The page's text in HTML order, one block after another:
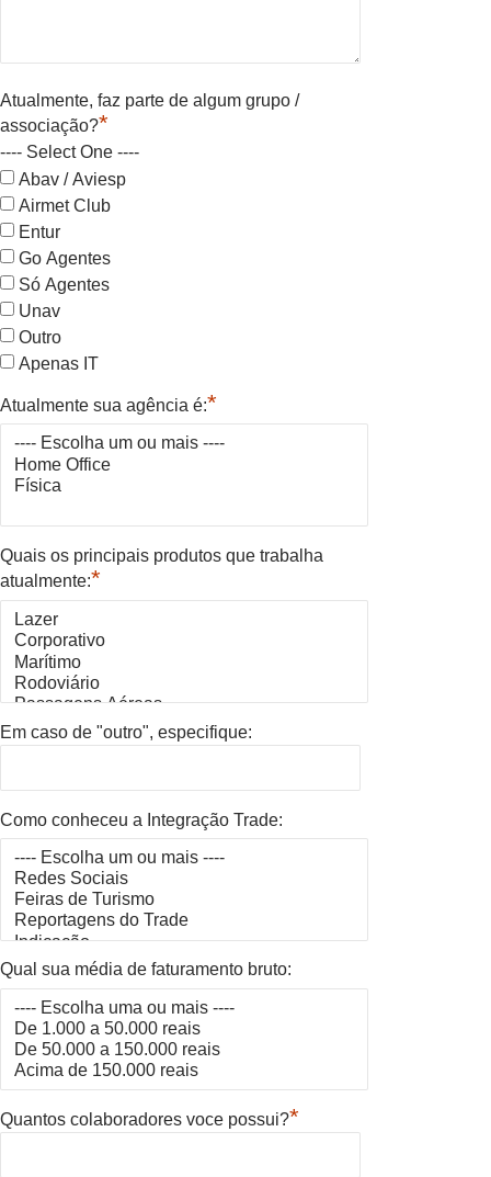
Atualmente, faz parte de algum grupo /
associação?*
---- Select One ----
Abav / Aviesp
Airmet Club
Entur
Go Agentes
Só Agentes
Unav
Outro
Apenas IT
Atualmente sua agência é:*
Quais os principais produtos que trabalha
atualmente:*
Em caso de "outro", especifique:
Como conheceu a Integração Trade:
Qual sua média de faturamento bruto:
Quantos colaboradores voce possui?*